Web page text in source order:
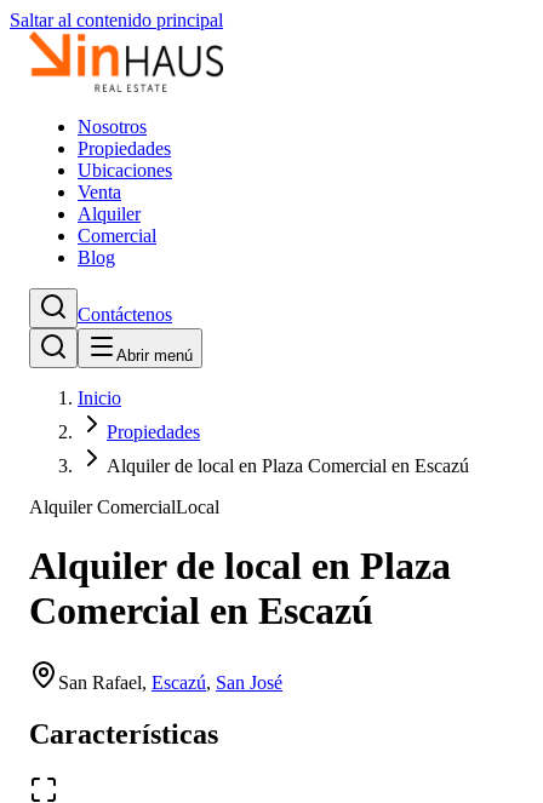
Saltar al contenido principal
Nosotros
Propiedades
Ubicaciones
Venta
Alquiler
Comercial
Blog
Contáctenos
Abrir menú
Inicio
Propiedades
Alquiler de local en Plaza Comercial en Escazú
Alquiler ComercialLocal
Alquiler de local en Plaza
Comercial en Escazú
San Rafael, Escazú, San José
Características